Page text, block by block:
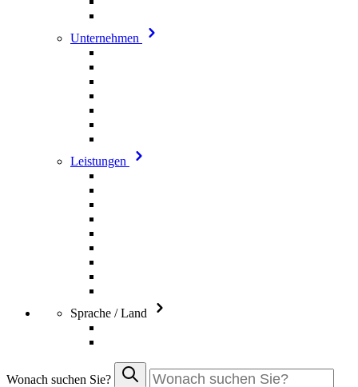
Unternehmen
Leistungen
Sprache / Land
Wonach suchen Sie?